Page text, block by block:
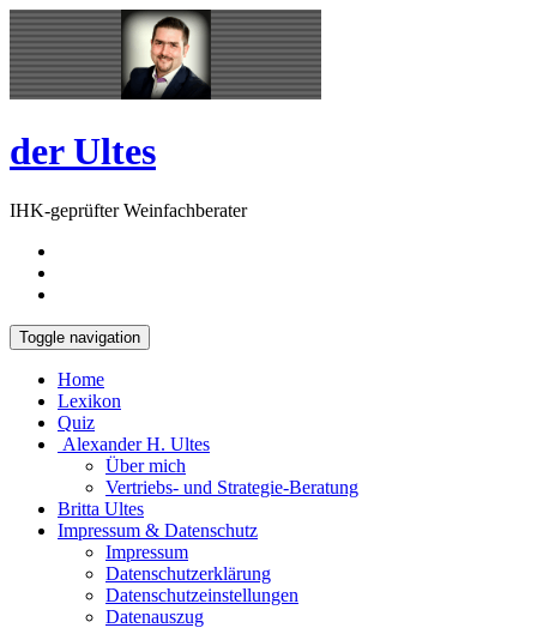
Skip
to
content
Open
Sidebar
der Ultes
IHK-geprüfter Weinfachberater
Toggle navigation
Home
Lexikon
Quiz
Alexander H. Ultes
Über mich
Vertriebs- und Strategie-Beratung
Britta Ultes
Impressum & Datenschutz
Impressum
Datenschutzerklärung
Datenschutzeinstellungen
Datenauszug